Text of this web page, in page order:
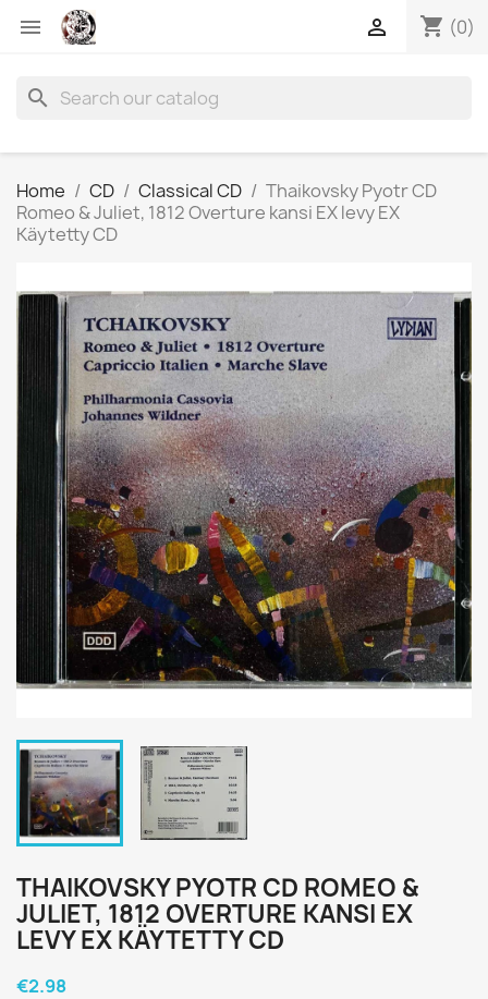
 shopping_cart (0)

search
Home CD Classical CD
Thaikovsky Pyotr CD
Romeo & Juliet, 1812 Overture kansi EX levy EX
Käytetty CD
THAIKOVSKY PYOTR CD ROMEO &
JULIET, 1812 OVERTURE KANSI EX
LEVY EX KÄYTETTY CD
€2.98